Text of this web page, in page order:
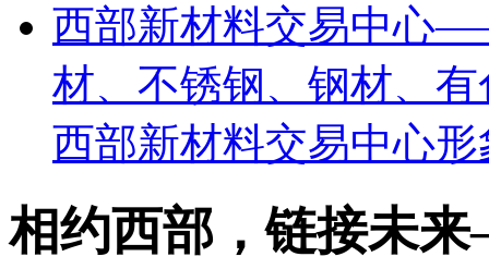
西部新材料交易中心
材、不锈钢、钢材、
西部新材料交易中心
相约西部，链接未